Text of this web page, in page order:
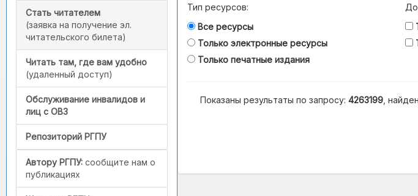
Стать читателем
(заявка на получение эл.
читательского билета)
Читать там, где вам удобно
(удаленный доступ)
Обслуживание инвалидов и
лиц с ОВЗ
Репозиторий РГПУ
Автору РГПУ: сообщите нам о
публикациях
Тип ресурсов:
Все ресурсы
Только электронные ресурсы
Только печатные издания
Показаны результаты по запросу: 4263199 ,